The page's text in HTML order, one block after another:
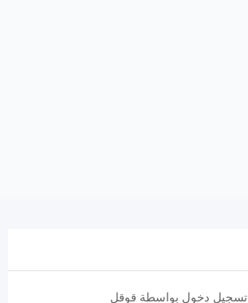
تسجيل دخول بواسطة قوقل